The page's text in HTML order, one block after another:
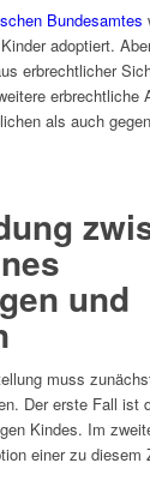
Bundesamtes
adoptiert.
erbrechtlicher
erbrechtliche
als auch
und
muss
Der erste Fall ist
Kindes. Im
einer zu diesem